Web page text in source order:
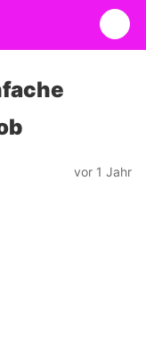
vor 1 Jahr